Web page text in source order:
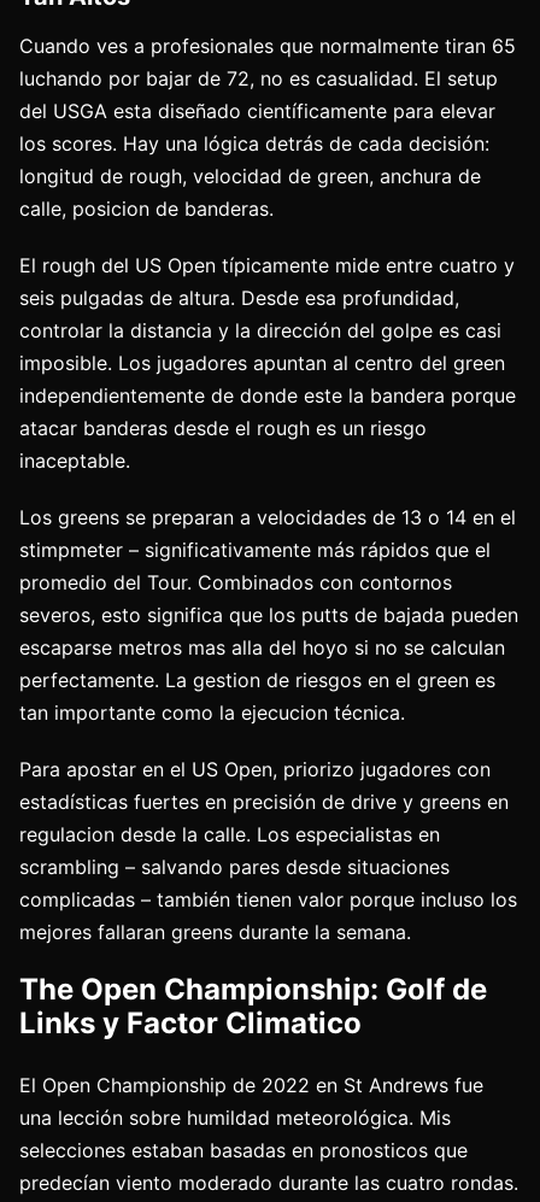
Cuando ves a profesionales que normalmente tiran 65
luchando por bajar de 72, no es casualidad. El setup
del USGA esta diseñado científicamente para elevar
los scores. Hay una lógica detrás de cada decisión:
longitud de rough, velocidad de green, anchura de
calle, posicion de banderas.
El rough del US Open típicamente mide entre cuatro y
seis pulgadas de altura. Desde esa profundidad,
controlar la distancia y la dirección del golpe es casi
imposible. Los jugadores apuntan al centro del green
independientemente de donde este la bandera porque
atacar banderas desde el rough es un riesgo
inaceptable.
Los greens se preparan a velocidades de 13 o 14 en el
stimpmeter – significativamente más rápidos que el
promedio del Tour. Combinados con contornos
severos, esto significa que los putts de bajada pueden
escaparse metros mas alla del hoyo si no se calculan
perfectamente. La gestion de riesgos en el green es
tan importante como la ejecucion técnica.
Para apostar en el US Open, priorizo jugadores con
estadísticas fuertes en precisión de drive y greens en
regulacion desde la calle. Los especialistas en
scrambling – salvando pares desde situaciones
complicadas – también tienen valor porque incluso los
mejores fallaran greens durante la semana.
The Open Championship: Golf de
Links y Factor Climatico
El Open Championship de 2022 en St Andrews fue
una lección sobre humildad meteorológica. Mis
selecciones estaban basadas en pronosticos que
predecían viento moderado durante las cuatro rondas.